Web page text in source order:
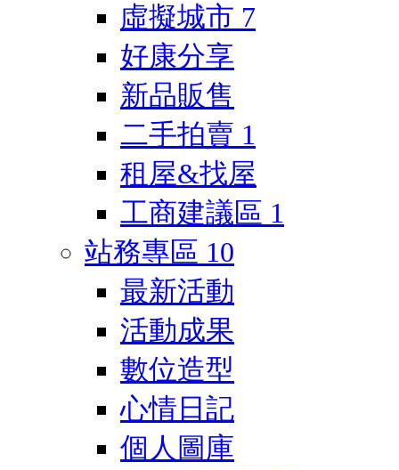
虛擬城市 7
好康分享
新品販售
二手拍賣 1
租屋&找屋
工商建議區 1
站務專區 10
最新活動
活動成果
數位造型
心情日記
個人圖庫